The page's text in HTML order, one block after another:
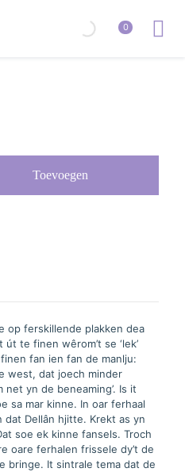
0
Toevoegen
op ferskillende plakken dea
te finen wêrom’t se ‘lek’
fan ien fan de manlju:
west, dat joech minder
yn de beneaming’. Is it
sa mar kinne. In oar ferhaal
dat Dellân hjitte. Krekt as yn
soe ek kinne fansels. Troch
oare ferhalen frissele dy’t de
bringe. It sintrale tema dat de